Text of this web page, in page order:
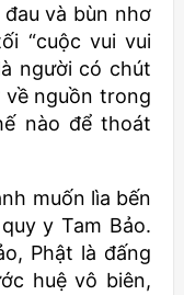
và bùn nhơ
“cuộc vui vui
người có chút
nguồn trong
nào để thoát
muốn lìa bến
y Tam Bảo.
Phật là đấng
huệ vô biên,